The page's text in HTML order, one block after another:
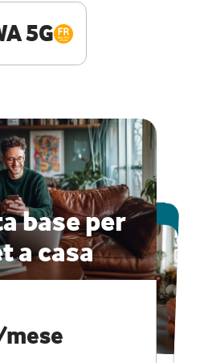
5G
base per
a casa
ONLINE
PRO
veloce e
speciali